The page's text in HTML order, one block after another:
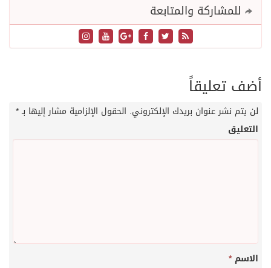
للمشاركة والمتابعة
أضف تعليقاً
لن يتم نشر عنوان بريدك الإلكتروني. الحقول الإلزامية مشار إليها بـ*
التعليق
الاسم*